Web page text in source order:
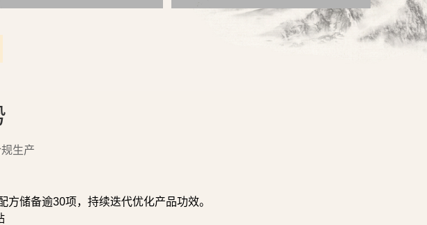
生产
储备逾30项，持续迭代优化产品功效。